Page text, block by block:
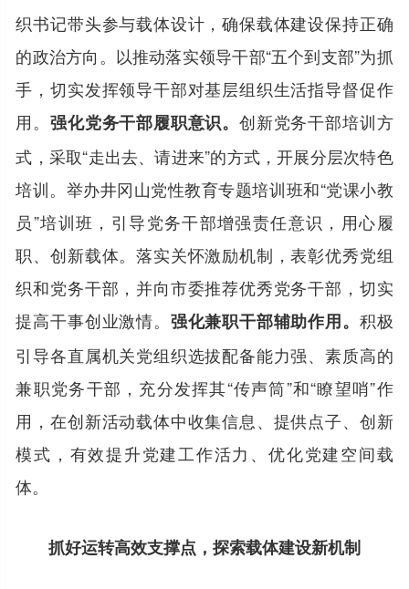
织书记带头参与载体设计，确保载体建设保持正确
的政治方向。以推动落实领导干部“五个到支部”为抓
手，切实发挥领导干部对基层组织生活指导督促作
用。强化党务干部履职意识。创新党务干部培训方
式，采取“走出去、请进来”的方式，开展分层次特色
培训。举办井冈山党性教育专题培训班和“党课小教
员”培训班，引导党务干部增强责任意识，用心履
职、创新载体。落实关怀激励机制，表彰优秀党组
织和党务干部，并向市委推荐优秀党务干部，切实
提高干事创业激情。
强化兼职干部辅助作用。 积极
引导各直属机关党组织选拔配备能力强、素质高的
兼职党务干部，充分发挥其“传声筒”和“瞭望哨”作
用，在创新活动载体中收集信息、提供点子、创新
模式，有效提升党建工作活力、优化党建空间载
体。
抓好运转高效支撑点，探索载体建设新机制